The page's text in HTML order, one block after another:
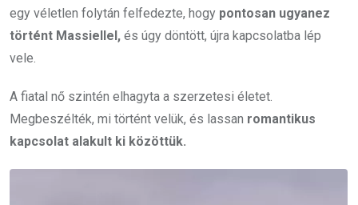
egy véletlen folytán felfedezte, hogy pontosan ugyanez
történt Massiellel, és úgy döntött, újra kapcsolatba lép
vele.
A fiatal nő szintén elhagyta a szerzetesi életet.
Megbeszélték, mi történt velük, és lassan romantikus
kapcsolat alakult ki közöttük.